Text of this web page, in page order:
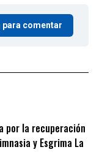
para comentar
por la recuperación
y Esgrima La